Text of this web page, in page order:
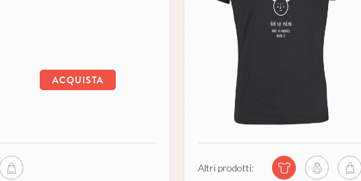
ACQUISTA
Altri prodotti: